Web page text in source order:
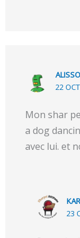
22
Mon shar
a dog
avec lui. et
23